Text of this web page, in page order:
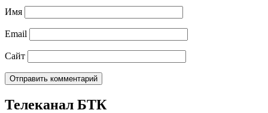
Имя
Email
Сайт
Телеканал БТК